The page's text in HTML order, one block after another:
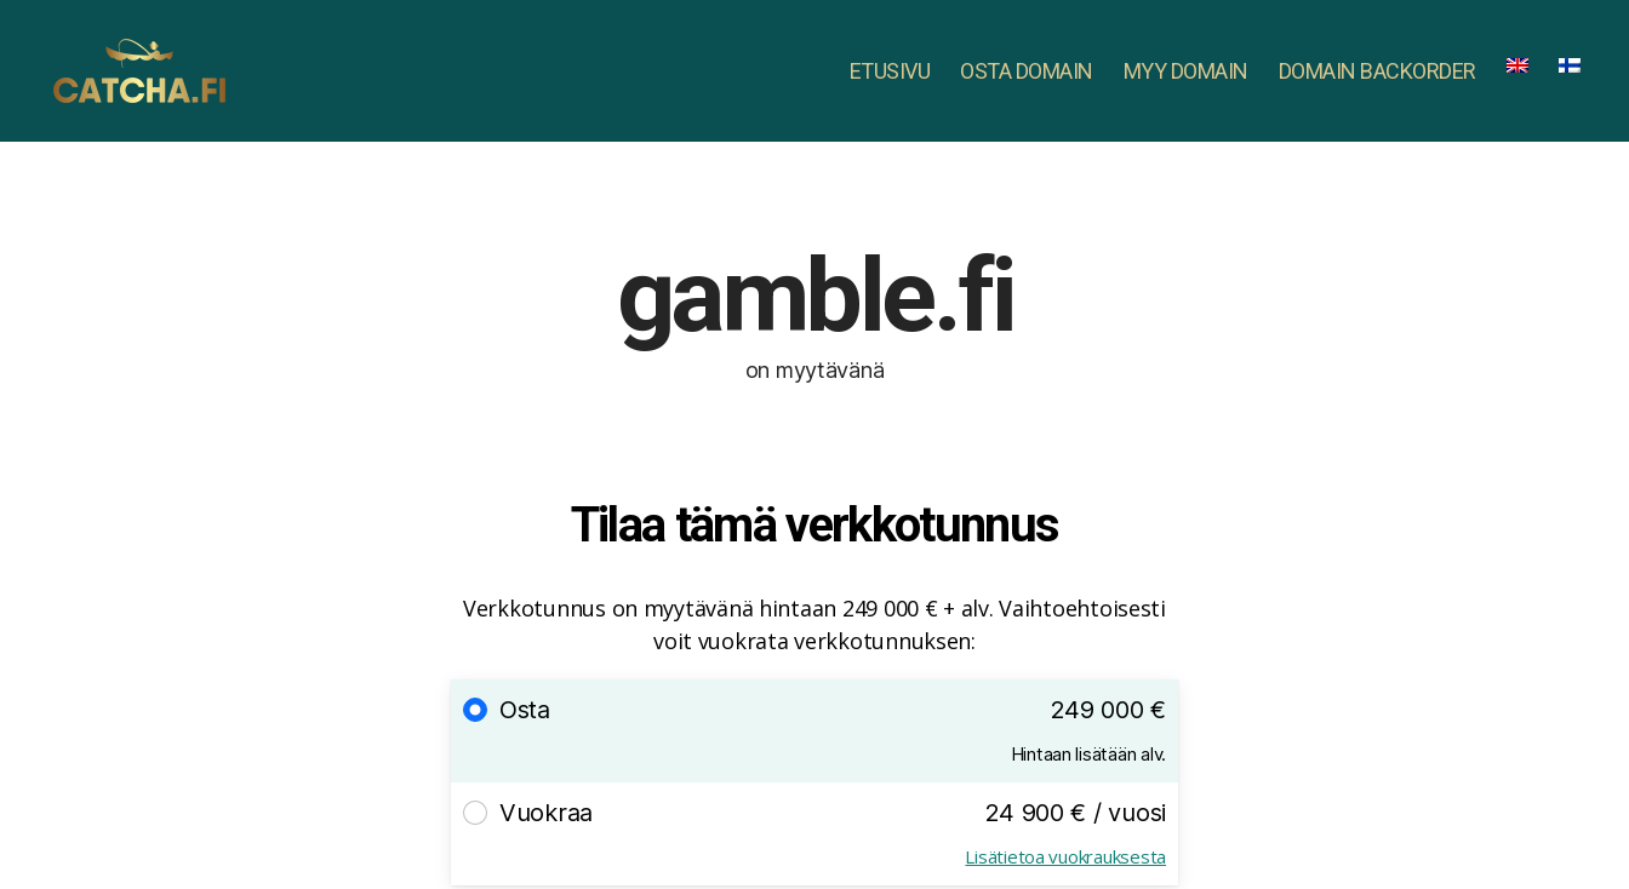
ETUSIVU OSTA DOMAIN MYY DOMAIN DOMAIN BACKORDER
gamble.fi
on myytävänä
Tilaa tämä verkkotunnus
Verkkotunnus on myytävänä hintaan 249 000 € + alv. Vaihtoehtoisesti
voit vuokrata verkkotunnuksen:
Osta 249 000 €
Hintaan lisätään alv.
Vuokraa 24 900 € / vuosi
Lisätietoa vuokrauksesta